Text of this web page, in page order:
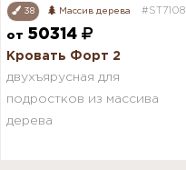
38 Массив дерева #ST7108
от 50314
Кровать Форт 2
двухъярусная для
подростков из массива
дерева